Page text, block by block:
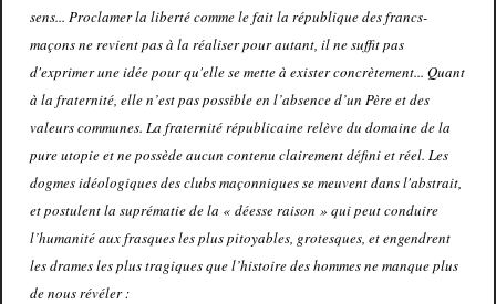
sens... Proclamer la liberté comme le fait la république des francs-
maçons ne revient pas à la réaliser pour autant, il ne suffit pas
d'exprimer une idée pour qu'elle se mette à exister concrètement... Quant
à la fraternité, elle n’est pas possible en l’absence d’un Père et des
valeurs communes. La fraternité républicaine relève du domaine de la
pure utopie et ne possède aucun contenu clairement défini et réel. Les
dogmes idéologiques des clubs maçonniques se meuvent dans l'abstrait,
et postulent la suprématie de la « déesse raison » qui peut conduire
l’humanité aux frasques les plus pitoyables, grotesques, et engendrent
les drames les plus tragiques que l’histoire des hommes ne manque plus
de nous révéler :